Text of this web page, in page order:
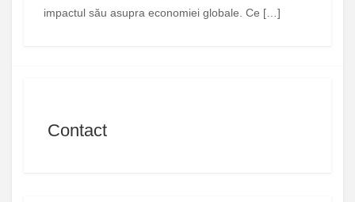
impactul său asupra economiei globale. Ce […]
Contact